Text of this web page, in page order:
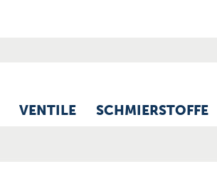
VENTILE SCHMIERSTOFFE